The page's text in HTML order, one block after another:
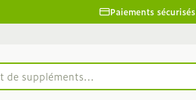
Paiements sécurisés